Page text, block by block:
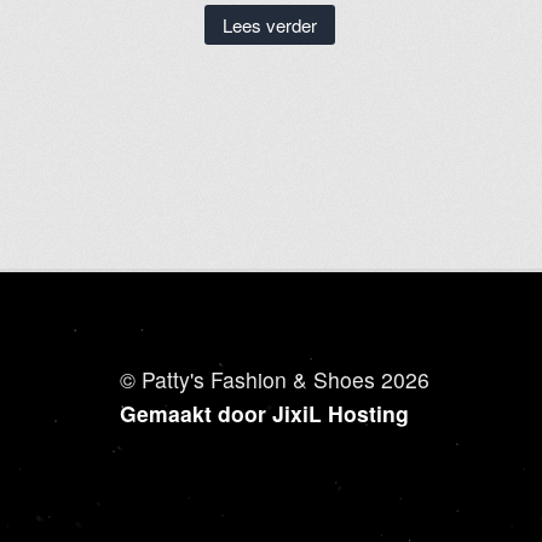
Lees verder
© Patty's Fashion & Shoes 2026
Gemaakt door JixiL Hosting